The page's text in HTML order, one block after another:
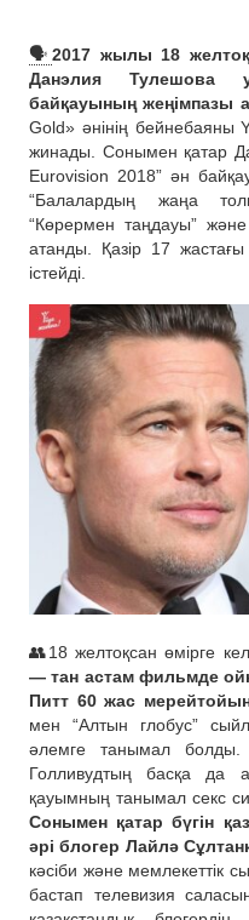
🗣2017 жылы 18
Данэлия Тулешова
байқауының жеңімпазы
Gold» әнінің бейнебаяны
жинады. Сонымен қатар
Eurovision 2018” ән
“Балалардың жаңа
“Көрермен таңдауы”
атанды. Қазір 17
істейді.
👥18 желтоқсан өмірге
— тан астам фильмде
Питт 60 жас
мен “Алтын глобус”
әлемге танымал
Голливудтың басқа да
қауымның танымал секс
Сонымен қатар бүгін
әрі блогер Лайлә
кәсіби және мемлекеттік
бастап телевизия